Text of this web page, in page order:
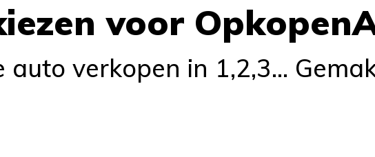
voor
auto verkopen in 1,2,3...